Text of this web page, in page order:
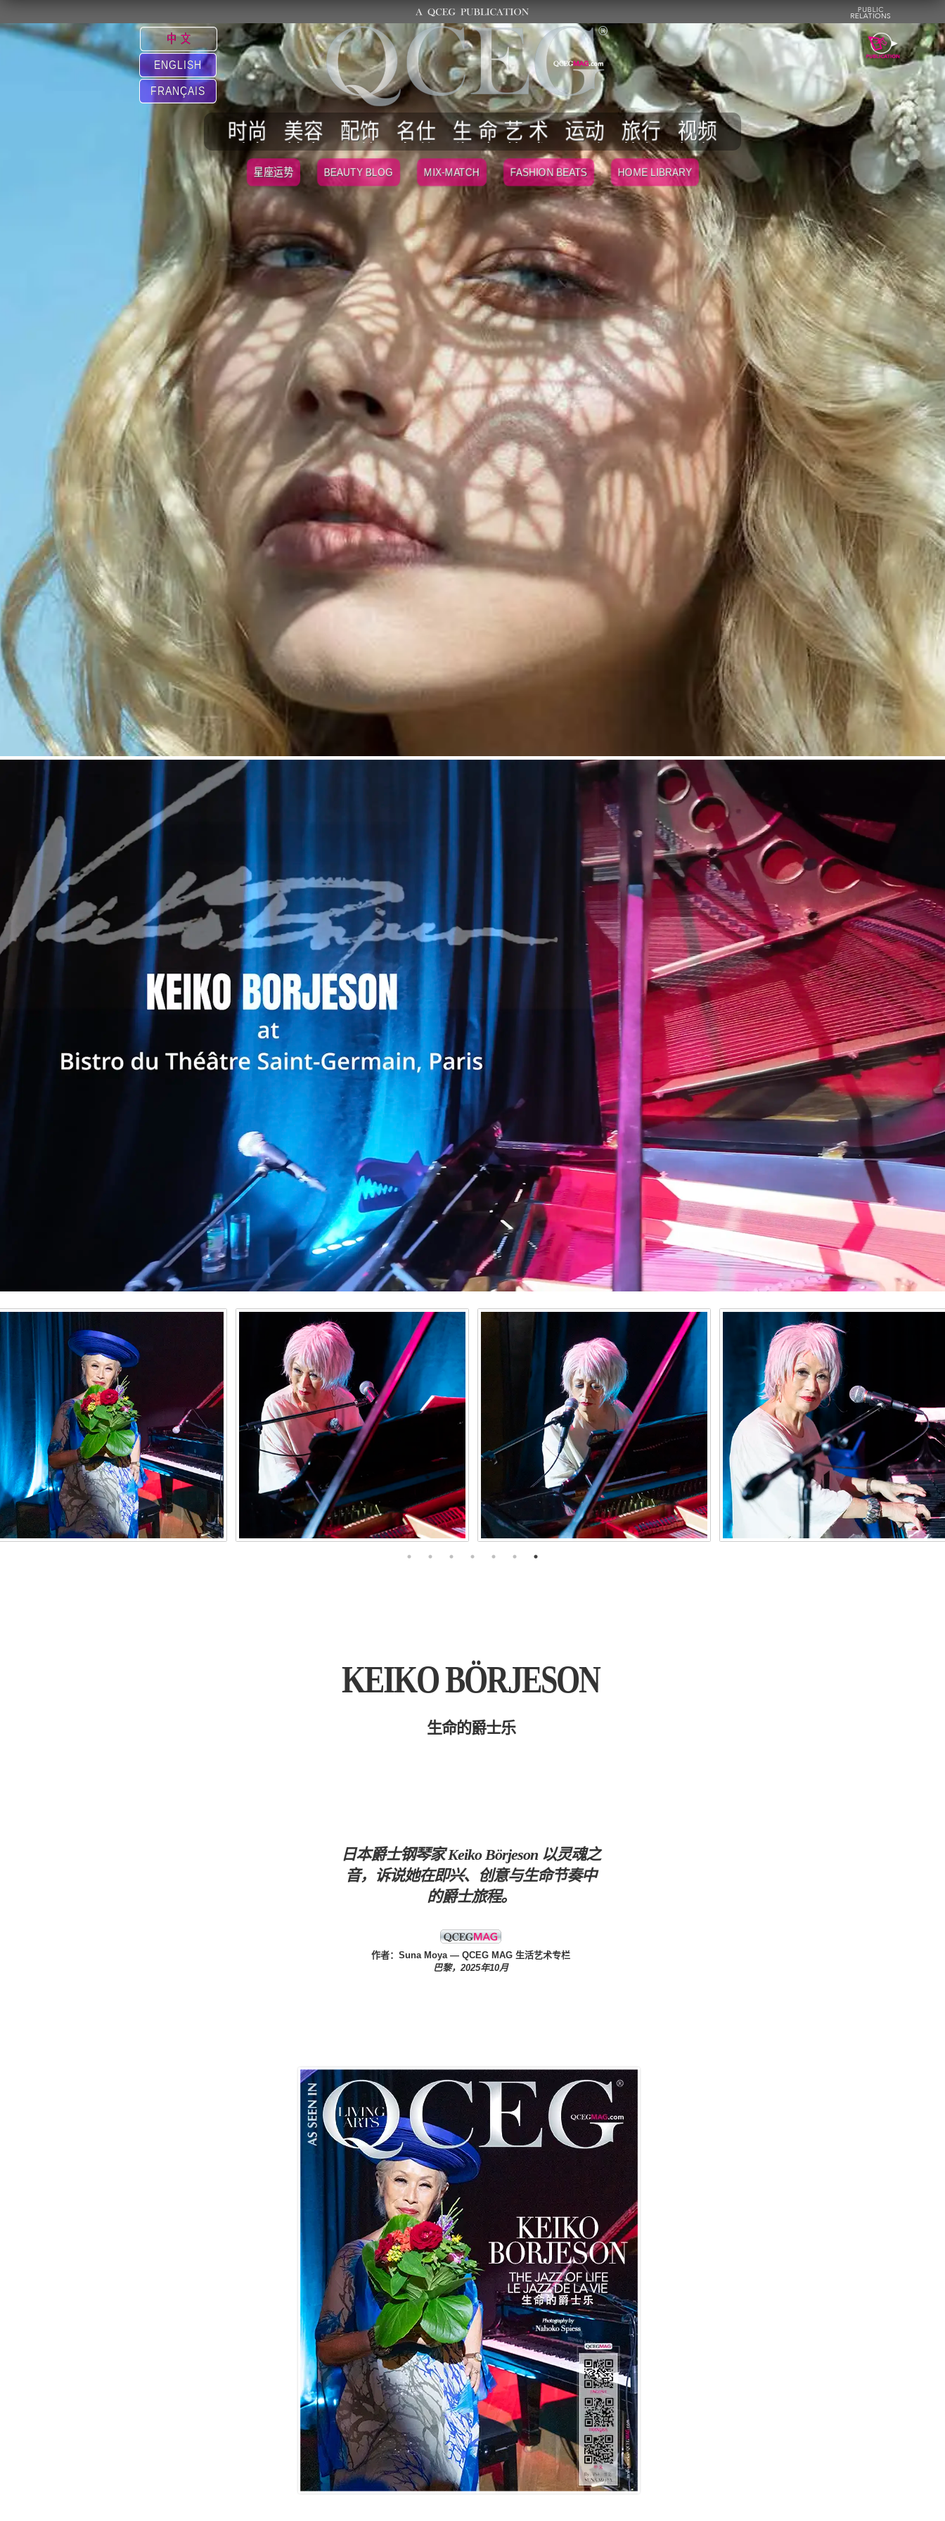
中 文
ENGLISH
FRANÇAIS
时尚 美容 配饰 名仕 生 命 艺 术 运动 旅行 视频
星座运势 BEAUTY BLOG MIX-MATCH FASHION BEATS HOME LIBRARY
KEIKO BÖRJESON
生命的爵士乐
日本爵士钢琴家 Keiko Börjeson 以灵魂之
音，诉说她在即兴、创意与生命节奏中
的爵士旅程。
作者：Suna Moya— QCEG MAG 生活艺术专栏
巴黎，2025年10月